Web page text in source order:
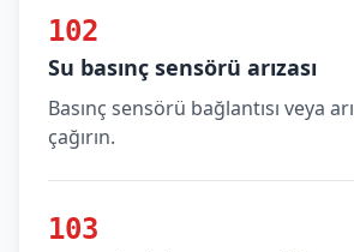
102
Su basınç sensörü arızası
Basınç sensörü bağlantısı veya
çağırın.
103